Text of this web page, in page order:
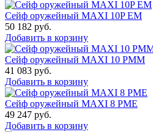
Сейф оружейный MAXI 10P ЕM
50 182 руб.
Добавить в корзину
Сейф оружейный MAXI 10 PMM
41 083 руб.
Добавить в корзину
Сейф оружейный MAXI 8 PME
49 247 руб.
Добавить в корзину